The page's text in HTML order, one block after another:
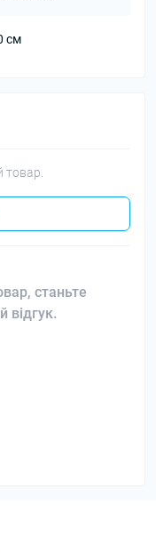
см
товар.
станьте
відгук.